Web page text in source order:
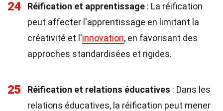
24 Réification et apprentissage : La réification
peut affecter l'apprentissage en limitant la
créativité et l'innovation, en favorisant des
approches standardisées et rigides.
25 Réification et relations éducatives : Dans les
relations éducatives, la réification peut mener